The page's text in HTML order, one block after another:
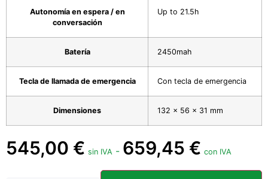
Autonomía en espera / en
conversación
Up to 21.5h
Batería 2450mah
Tecla de llamada de emergencia Con tecla de emergencia
Dimensiones 132 x 56 x 31 mm
545,00 € sin IVA - 659,45 € con IVA